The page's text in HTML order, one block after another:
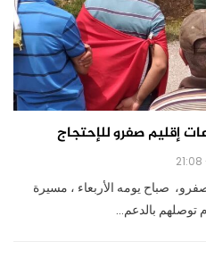
إقليم صفرو للإحتجاج
صباح يومه الأربعاء ، مسيرة
توصلهم بالدعم…